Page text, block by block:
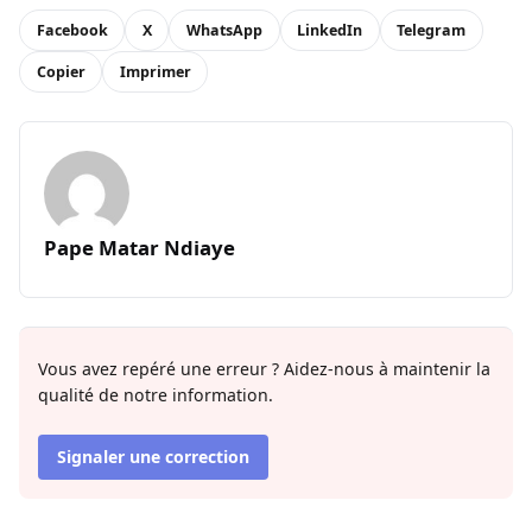
Facebook X WhatsApp LinkedIn Telegram
Copier Imprimer
Pape Matar Ndiaye
Vous avez repéré une erreur ? Aidez-nous à maintenir la
qualité de notre information.
Signaler une correction